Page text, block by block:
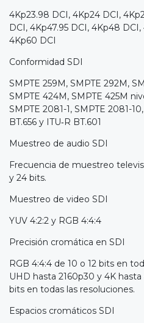
4Kp23.98 DCI, 4Kp24 DCI,
DCI, 4Kp47.95 DCI, 4Kp48
4Kp60 DCI
Conformidad SDI
SMPTE 259M, SMPTE 292M,
SMPTE 424M, SMPTE 425M
SMPTE 2081-1, SMPTE 2081-
BT.656 y ITU‑R BT.601
Muestreo de audio SDI
Frecuencia de muestreo
y 24 bits.
Muestreo de video SDI
YUV 4:2:2 y RGB 4:4:4
Precisión cromática en SDI
RGB 4:4:4 de 10 o 12 bits en
UHD hasta 2160p30 y 4K
bits en todas las resoluciones.
Espacios cromáticos SDI